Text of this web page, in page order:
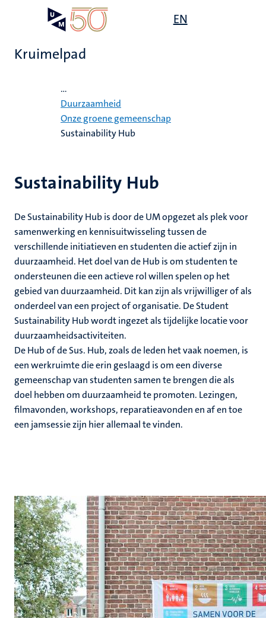
EN
Kruimelpad
...
Duurzaamheid
Onze groene gemeenschap
Sustainability Hub
Sustainability Hub
De Sustainability Hub is door de UM opgezet als plek voor
samenwerking en kennisuitwisseling tussen de
verschillende initiatieven en studenten die actief zijn in
duurzaamheid. Het doel van de Hub is om studenten te
ondersteunen die een actieve rol willen spelen op het
gebied van duurzaamheid. Dit kan zijn als vrijwilliger of als
onderdeel van een project of organisatie. De Student
Sustainability Hub wordt ingezet als tijdelijke locatie voor
duurzaamheidsactiviteiten.
De Hub of de Sus. Hub, zoals de leden het vaak noemen, is
een werkruimte die erin geslaagd is om een diverse
gemeenschap van studenten samen te brengen die als
doel hebben om duurzaamheid te promoten. Lezingen,
filmavonden, workshops, reparatieavonden en af en toe
een jamsessie zijn hier allemaal te vinden.